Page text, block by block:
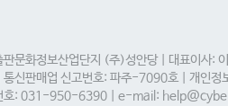
문화정보산업단지 (주)성안당 | 대표이사:
판매업 신고번호: 파주-7090호 | 개인정
호: 031-950-6390 | e-mail: